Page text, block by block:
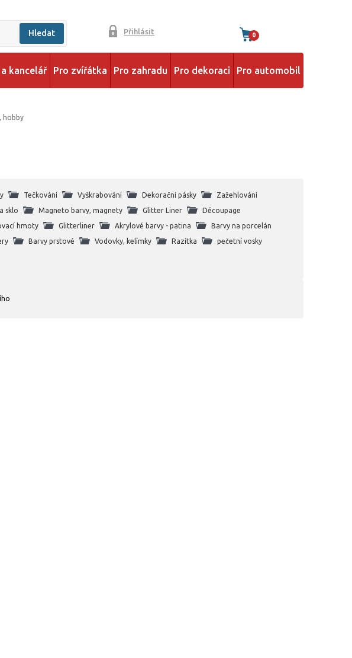
Hledat Přihlásit 0
kancelář Pro zvířátka Pro zahradu Pro dekoraci Pro automobil
hobby
Tečkování Vyškrabování Dekorační pásky
Zažehlování
sklo Magneto barvy, magnety Glitter Liner
Découpage
hmoty Glitterliner Akrylové barvy - patina
Barvy na porcelán
Barvy prstové Vodovky, kelímky Razítka
pečetní vosky